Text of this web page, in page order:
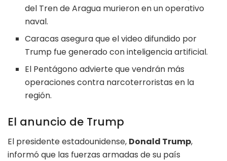
del Tren de Aragua murieron en un operativo
naval.
Caracas asegura que el video difundido por
Trump fue generado con inteligencia artificial.
El Pentágono advierte que vendrán más
operaciones contra narcoterroristas en la
región.
El anuncio de Trump
El presidente estadounidense, Donald Trump,
informó que las fuerzas armadas de su país